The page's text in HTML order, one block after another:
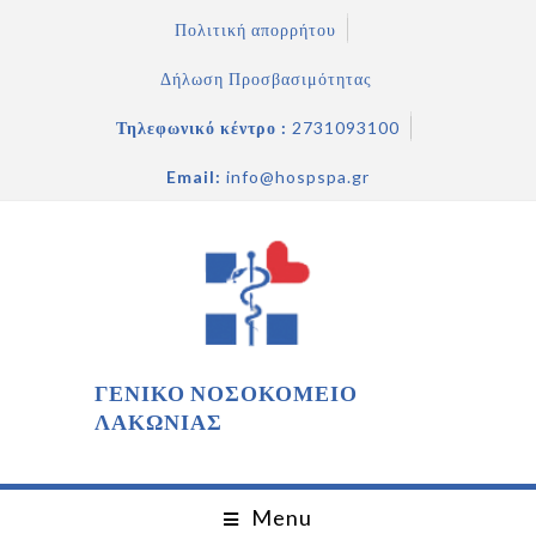
Πολιτική απορρήτου
Δήλωση Προσβασιμότητας
Τηλεφωνικό κέντρο : 2731093100
Email: info@hospspa.gr
ΓΕΝΙΚΟ ΝΟΣΟΚΟΜΕΙΟ
ΛΑΚΩΝΙΑΣ
Menu